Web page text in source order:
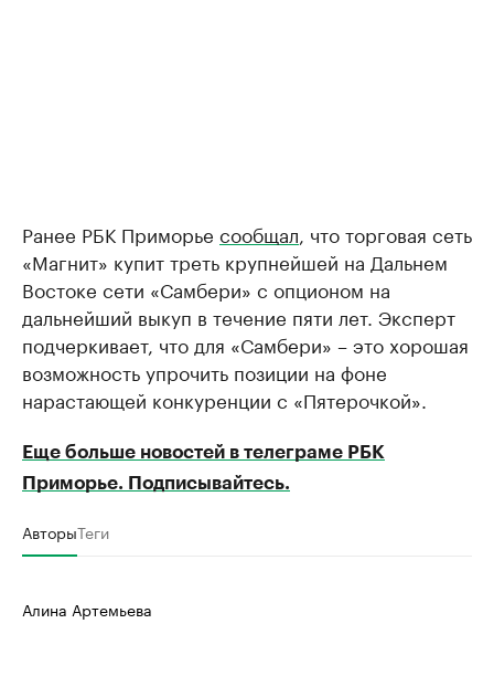
Ранее РБК Приморье сообщал , что торговая сеть
«Магнит» купит треть крупнейшей на Дальнем
Востоке сети «Самбери» с опционом на
дальнейший выкуп в течение пяти лет. Эксперт
подчеркивает, что для «Самбери» – это хорошая
возможность упрочить позиции на фоне
нарастающей конкуренции с «Пятерочкой».
Еще больше новостей в телеграме РБК
Приморье. Подписывайтесь.
АвторыТеги
Алина Артемьева